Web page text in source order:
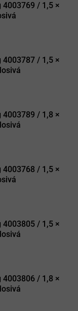
/ 1,5 ×
/ 1,5 ×
/ 1,8 ×
/ 1,5 ×
/ 1,5 ×
/ 1,8 ×